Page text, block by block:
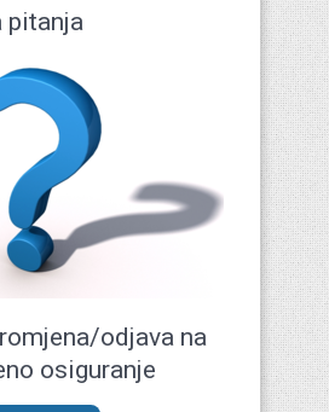
pitanja
odjava na
osiguranje